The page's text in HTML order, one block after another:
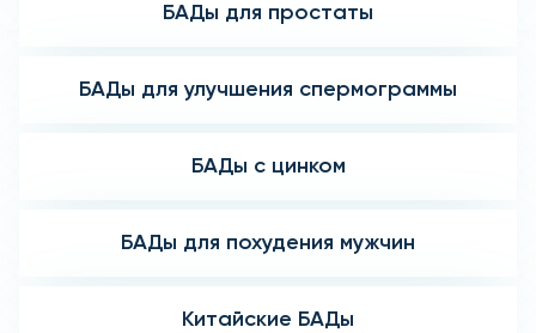
БАДы для простаты
БАДы для улучшения спермограммы
БАДы с цинком
БАДы для похудения мужчин
Китайские БАДы